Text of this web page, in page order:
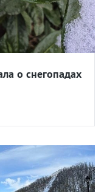
о снегопадах